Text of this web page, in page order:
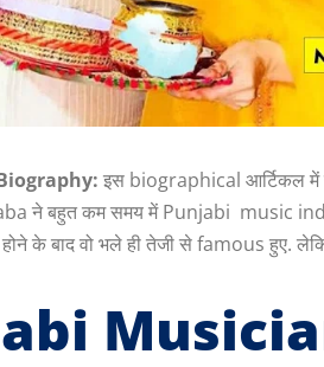
इस biographical आर्टिकल में
ने बहुत कम समय में Punjabi music
के बाद वो भले ही तेजी से famous हुए.